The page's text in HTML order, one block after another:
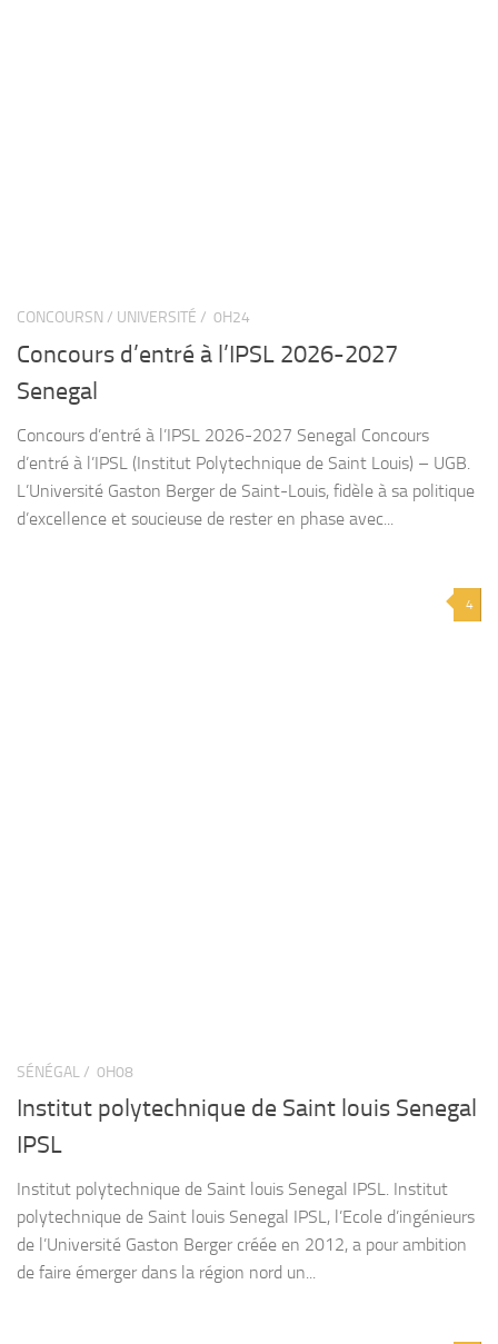
CONCOURSN / UNIVERSITÉ / 0H24
Concours d’entré à l’IPSL 2026-2027
Senegal
Concours d’entré à l’IPSL 2026-2027 Senegal Concours
d’entré à l’IPSL (Institut Polytechnique de Saint Louis) – UGB.
L’Université Gaston Berger de Saint-Louis, fidèle à sa politique
d’excellence et soucieuse de rester en phase avec...
4
SÉNÉGAL / 0H08
Institut polytechnique de Saint louis Senegal
IPSL
Institut polytechnique de Saint louis Senegal IPSL. Institut
polytechnique de Saint louis Senegal IPSL, l’Ecole d’ingénieurs
de l’Université Gaston Berger créée en 2012, a pour ambition
de faire émerger dans la région nord un...